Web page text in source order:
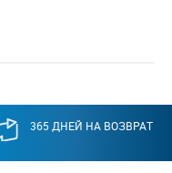
365 ДНЕЙ НА ВОЗВРАТ